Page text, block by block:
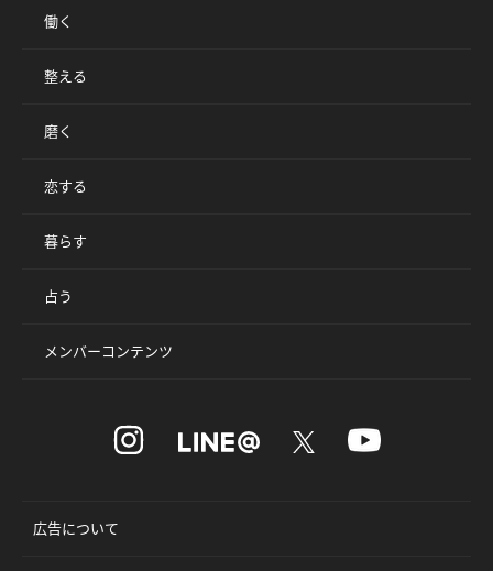
働く
整える
磨く
恋する
暮らす
占う
メンバーコンテンツ
広告について